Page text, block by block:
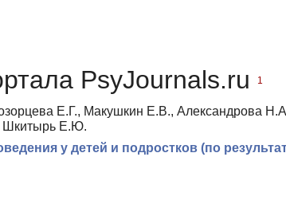
PsyJournals.ru 1
Е.Г., Макушкин Е.В., Александрова
Шкитырь Е.Ю.
у детей и подростков (по